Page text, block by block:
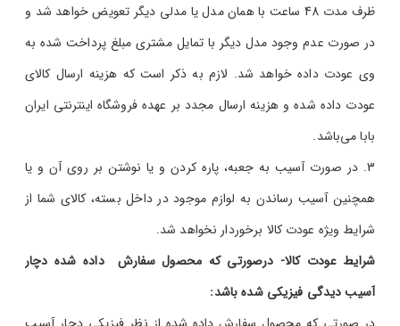
ظرف مدت 48 ساعت با همان مدل یا مدلی دیگر تعویض خواهد شد و
در صورت عدم وجود مدل دیگر با تمایل مشتری مبلغ پرداخت شده به
وی عودت داده خواهد شد. لازم به ذکر است که هزینه ارسال کالای
عودت داده شده و هزینه ارسال مجدد بر عهده فروشگاه اینترنتی ایران
بابا می‌باشد.
در صورت آسیب به جعبه، پاره کردن و یا نوشتن بر روی آن و یا
همچنین آسیب رساندن به لوازم موجود در داخل بسته، کالای شما از
شرایط ویژه عودت کالا برخوردار نخواهد شد.
شرایط عودت کالا- درصورتی که محصول سفارش داده شده دچار
آسیب دیدگی فیزیکی شده باشد: